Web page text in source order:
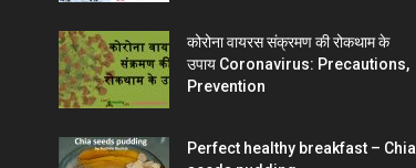
कोरोना वायरस संक्रमण की रोकथाम के
उपाय Coronavirus: Precautions,
Prevention
Perfect healthy breakfast – Chia